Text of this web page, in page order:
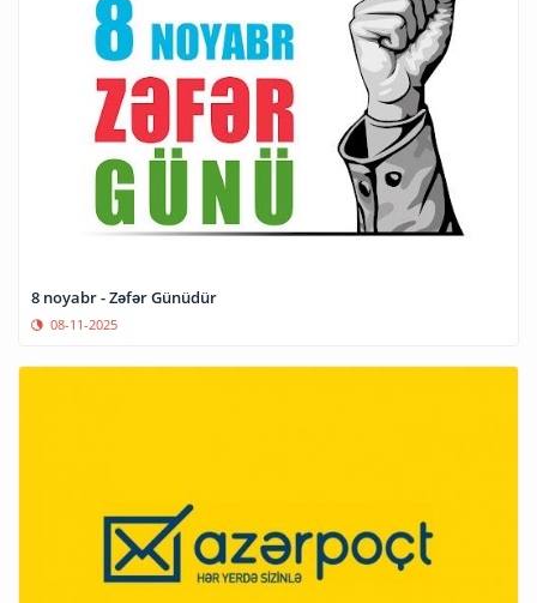
​8 noyabr - Zəfər Günüdür
08-11-2025